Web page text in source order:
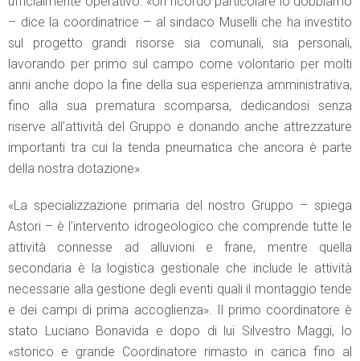
– dice la coordinatrice – al sindaco Muselli che ha investito
sul progetto grandi risorse sia comunali, sia personali,
lavorando per primo sul campo come volontario per molti
anni anche dopo la fine della sua esperienza amministrativa,
fino alla sua prematura scomparsa, dedicandosi senza
riserve all’attività del Gruppo e donando anche attrezzature
importanti tra cui la tenda pneumatica che ancora è parte
della nostra dotazione».
«La specializzazione primaria del nostro Gruppo – spiega
Astori – è l’intervento idrogeologico che comprende tutte le
attività connesse ad alluvioni e frane, mentre quella
secondaria è la logistica gestionale che include le attività
necessarie alla gestione degli eventi quali il montaggio tende
e dei campi di prima accoglienza». Il primo coordinatore è
stato Luciano Bonavida e dopo di lui Silvestro Maggi, lo
«storico e grande Coordinatore rimasto in carica fino al